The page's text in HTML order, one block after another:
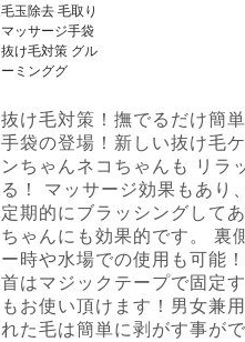
抜け毛対策！撫でるだけ簡
手袋の登場！新しい抜け毛
ンちゃんネコちゃんも リラ
る！ マッサージ効果もあ
定期的にブラッシングして
ちゃんにも効果的です。 裏
ー時や水場での使用も可能
首はマジックテープで固定
もお使い頂けます！男女兼
れた毛は簡単に剥がす事が